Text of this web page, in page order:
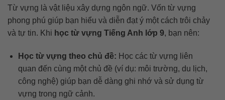
Từ vựng là vật liệu xây dựng ngôn ngữ. Vốn từ vựng
phong phú giúp bạn hiểu và diễn đạt ý một cách trôi chảy
và tự tin. Khi học từ vựng Tiếng Anh lớp 9, bạn nên:
Học từ vựng theo chủ đề: Học các từ vựng liên
quan đến cùng một chủ đề (ví dụ: môi trường, du lịch,
công nghệ) giúp bạn dễ dàng ghi nhớ và sử dụng từ
vựng trong ngữ cảnh.